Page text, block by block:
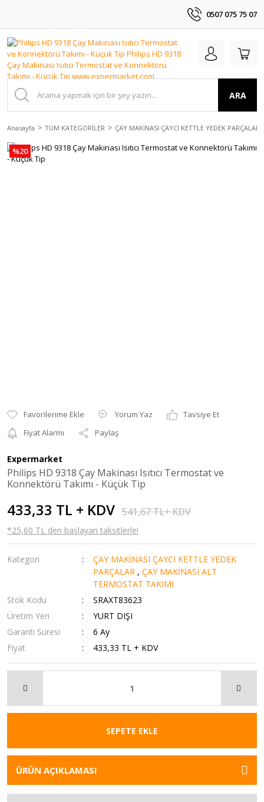
0507 075 75 07
ARA
Anasayfa TÜM KATEGORİLER ÇAY MAKİNASI ÇAYCI KETTLE YEDEK PARÇALAR
%20
Yorum Yaz
Tavsiye Et
Fiyat Alarmı
Paylaş
Expermarket
Philips HD 9318 Çay Makinası Isıtıcı Termostat ve
Konnektörü Takımı - Küçük Tip
433,33 TL + KDV 541,67 TL+ KDV
*25,60 TL den başlayan taksitlerle!
Kategori
ÇAY MAKİNASI ÇAYCI KETTLE YEDEK
PARÇALAR ,ÇAY MAKİNASI ALT
TERMOSTAT TAKIMI
Stok Kodu
SRAXT83623
Üretim Yeri
YURT DIŞI
Garanti Süresi
6 Ay
Fiyat
433,33 TL + KDV
SEPETE EKLE
ÜRÜN AÇIKLAMASI